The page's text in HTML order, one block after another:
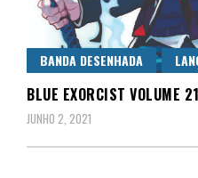
BANDA DESENHADA
BLUE EXORCIST VOLUME 21
JUNHO 2, 2021